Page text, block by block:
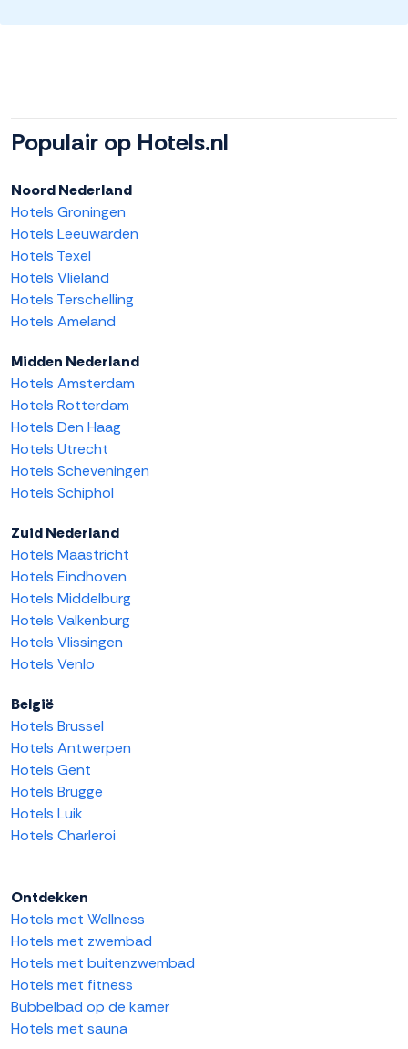
Populair op Hotels.nl
Noord Nederland
Hotels Groningen
Hotels Leeuwarden
Hotels Texel
Hotels Vlieland
Hotels Terschelling
Hotels Ameland
Midden Nederland
Hotels Amsterdam
Hotels Rotterdam
Hotels Den Haag
Hotels Utrecht
Hotels Scheveningen
Hotels Schiphol
Zuid Nederland
Hotels Maastricht
Hotels Eindhoven
Hotels Middelburg
Hotels Valkenburg
Hotels Vlissingen
Hotels Venlo
België
Hotels Brussel
Hotels Antwerpen
Hotels Gent
Hotels Brugge
Hotels Luik
Hotels Charleroi
Ontdekken
Hotels met Wellness
Hotels met zwembad
Hotels met buitenzwembad
Hotels met fitness
Bubbelbad op de kamer
Hotels met sauna